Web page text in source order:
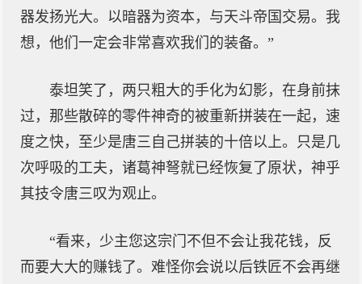
器发扬光大。以暗器为资本，与天斗帝国交易。我
想，他们一定会非常喜欢我们的装备。”
泰坦笑了，两只粗大的手化为幻影，在身前抹
过，那些散碎的零件神奇的被重新拼装在一起，速
度之快，至少是唐三自己拼装的十倍以上。只是几
次呼吸的工夫，诸葛神弩就已经恢复了原状，神乎
其技令唐三叹为观止。
“看来，少主您这宗门不但不会让我花钱，反
而要大大的赚钱了。难怪你会说以后铁匠不会再继